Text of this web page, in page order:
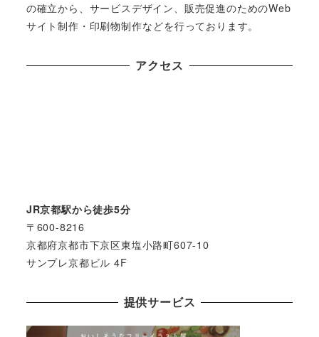
の確立から、サービスデザイン、販売促進のためのWeb
サイト制作・印刷物制作などを行っております。
アクセス
JR京都駅から徒歩5分
〒600-8216
京都府京都市下京区東塩小路町607-10
サンプレ京都ビル 4F
提供サービス